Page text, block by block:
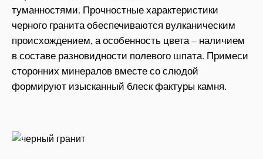
туманностями. Прочностные характеристики
черного гранита обеспечиваются вулканическим
происхождением, а особенность цвета – наличием
в составе разновидности полевого шпата. Примеси
сторонних минералов вместе со слюдой
формируют изысканный блеск фактуры камня.